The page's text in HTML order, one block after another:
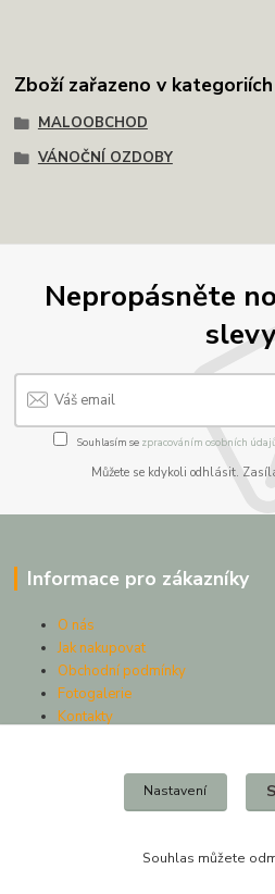
Zboží zařazeno v kategoriích
MALOOBCHOD
VÁNOČNÍ OZDOBY
Nepropásněte
Souhlasím se zpracováním osobních
Můžete se kdykoli odhlásit.
Informace pro zákazníky
O nás
Jak nakupovat
Obchodní podmínky
Fotogalerie
Kontakty
Kde nás najdete
Nastavení
Souhlas můžete